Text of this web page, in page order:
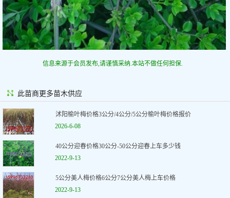
信息来源于会员发布,请谨慎采纳.本站不做任何担保.
此苗商更多苗木供应
沭阳榆叶梅价格3公分/4公分/5公分榆叶梅价格报价
2026-6-08
40公分迎春价格30公分-50公分迎春上车多少钱
2022-9-13
5公分美人梅价格6公分7公分美人梅上车价格
2022-9-13